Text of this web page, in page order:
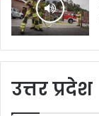
उत्तर प्रदेश